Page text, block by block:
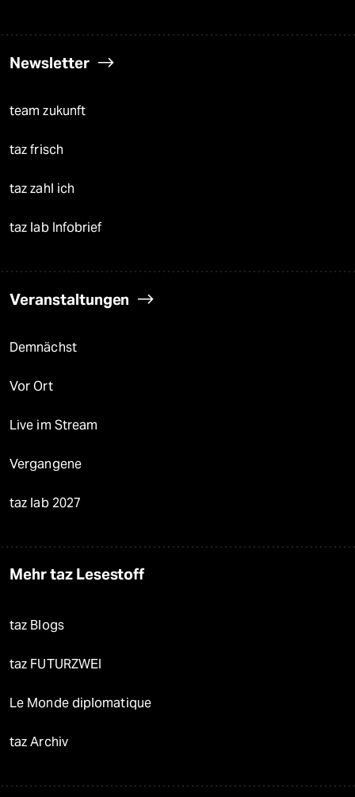
Newsletter
team zukunft
taz frisch
taz zahl ich
taz lab Infobrief
Veranstaltungen
Demnächst
Vor Ort
Live im Stream
Vergangene
taz lab 2027
Mehr taz Lesestoff
taz Blogs
taz FUTURZWEI
Le Monde diplomatique
taz Archiv